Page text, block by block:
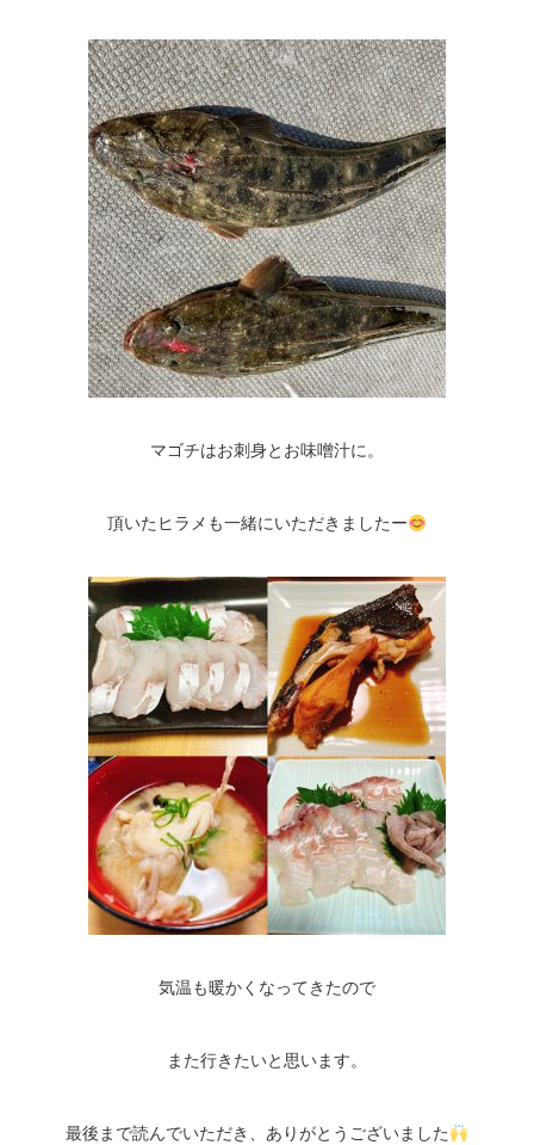
マゴチはお刺身とお味噌汁に。
頂いたヒラメも一緒にいただきましたー
気温も暖かくなってきたので
また行きたいと思います。
最後まで読んでいただき、ありがとうございました